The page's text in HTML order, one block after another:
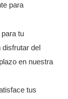
para
tu
del
en nuestra
tus